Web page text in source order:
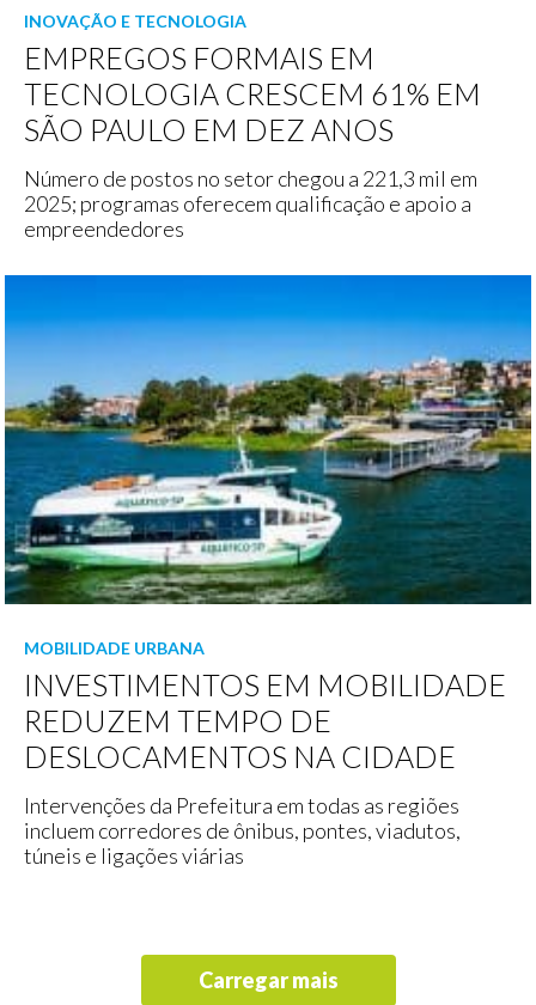
INOVAÇÃO E TECNOLOGIA
EMPREGOS FORMAIS EM
TECNOLOGIA CRESCEM 61% EM
SÃO PAULO EM DEZ ANOS
Número de postos no setor chegou a 221,3 mil em
2025; programas oferecem qualificação e apoio a
empreendedores
MOBILIDADE URBANA
INVESTIMENTOS EM MOBILIDADE
REDUZEM TEMPO DE
DESLOCAMENTOS NA CIDADE
Intervenções da Prefeitura em todas as regiões
incluem corredores de ônibus, pontes, viadutos,
túneis e ligações viárias
Carregar mais